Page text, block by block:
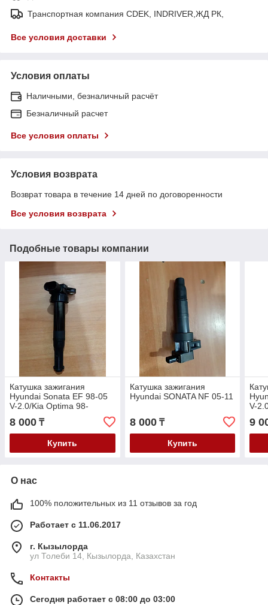
Транспортная компания CDEK, INDRIVER,ЖД РК,
Все условия доставки
Условия оплаты
Наличными, безналичный расчёт
Безналичный расчет
Все условия оплаты
Условия возврата
Возврат товара в течение 14 дней по договоренности
Все условия возврата
Подобные товары компании
Катушка зажигания
Hyundai Sonata EF 98-05
V-2.0/Kia Optima 98-
05/Majentis 98-05 V-2.0
8 000 ₸
Купить
Катушка зажигания
Hyundai SONATA NF 05-11
8 000₸
Купить
V-
05
9
О нас
100% положительных из 11 отзывов за год
Работает с 11.06.2017
г. Кызылорда
ул Толеби 14, Кызылорда, Казахстан
Контакты
Сегодня работает с 08:00 до 03:00